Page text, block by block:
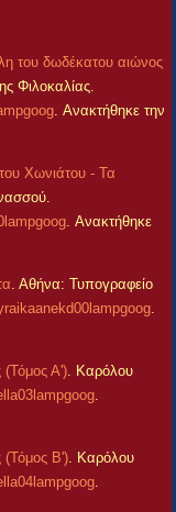
του δωδέκατου αιώνος
Φιλοκαλίας.
. Ανακτήθηκε την
Χωνιάτου - Τα
. Ανακτήθηκε
. Αθήνα: Τυπογραφείο
.
(Τόμος Α'). Καρόλου
.
(Τόμος Β'). Καρόλου
.